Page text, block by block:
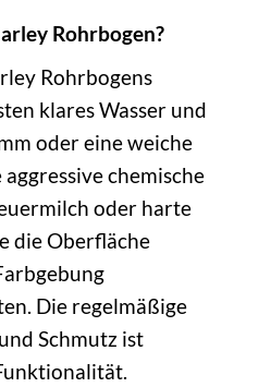
Rohrbogen?
Rohrbogens
klares Wasser und
oder eine weiche
chemische
oder harte
die Oberfläche
Die regelmäßige
Schmutz ist